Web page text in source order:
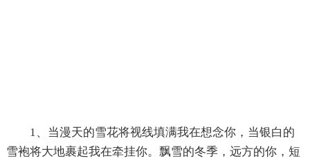
1、当漫天的雪花将视线填满我在想念你，当银白的
雪袍将大地裹起我在牵挂你。飘雪的冬季，远方的你，短